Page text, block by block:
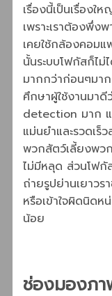
เรื่องนี้เป็นเรื่อง
เพราะเราต้องพึ่ง
เคยใช้กล้องคอม
นั้นระบบโฟกัสก็ไม่
มากกว่าก่อนๆมา
ศึกษาผู้ใช้งานมา
detection มาก แ
แม่นยำและรวดเร็
พวกสัตว์เลี้ยงพว
ไม่มีหลุด ส่วนโฟกั
ถ่ายรูปย่านเยาวร
หรือเข้าใจผิดนิดห
น้อย
ช่องมองภา